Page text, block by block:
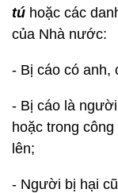
tú hoặc các
của Nhà nước:
- Bị cáo có anh,
- Bị cáo là
hoặc trong
lên;
- Người bị hại